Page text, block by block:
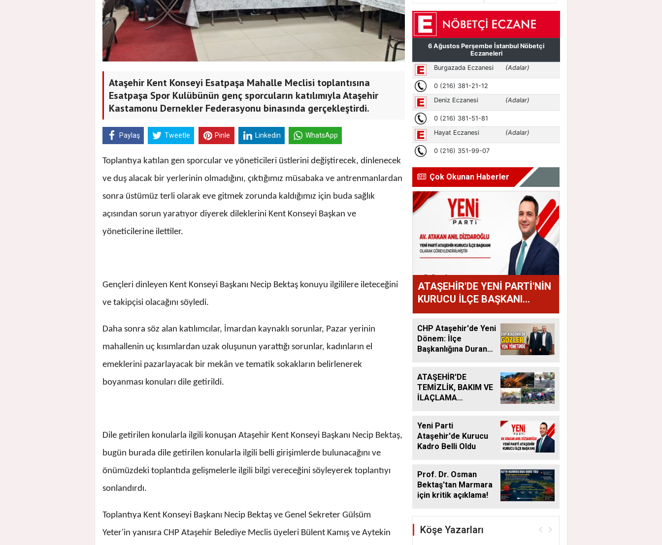
Ataşehir Kent Konseyi Esatpaşa Mahalle Meclisi toplantısına
Esatpaşa Spor Kulübünün genç sporcuların katılımıyla Ataşehir
Kastamonu Dernekler Federasyonu binasında gerçekleştirdi.
Paylaş Tweetle Pinle Linkedin WhatsApp
Toplantıya katılan gen sporcular ve yöneticileri üstlerini değiştirecek, dinlenecek
ve duş alacak bir yerlerinin olmadığını, çıktığımız müsabaka ve antrenmanlardan
sonra üstümüz terli olarak eve gitmek zorunda kaldığımız için buda sağlık
açısından sorun yaratıyor diyerek dileklerini Kent Konseyi Başkan ve
yöneticilerine ilettiler.
Gençleri dinleyen Kent Konseyi Başkanı Necip Bektaş konuyu ilgililere ileteceğini
ve takipçisi olacağını söyledi.
Daha sonra söz alan katılımcılar, İmardan kaynaklı sorunlar, Pazar yerinin
mahallenin uç kısımlardan uzak oluşunun yarattığı sorunlar, kadınların el
emeklerini pazarlayacak bir mekân ve tematik sokakların belirlenerek
boyanması konuları dile getirildi.
Dile getirilen konularla ilgili konuşan Ataşehir Kent Konseyi Başkanı Necip Bektaş,
bugün burada dile getirilen konularla ilgili belli girişimlerde bulunacağını ve
önümüzdeki toplantıda gelişmelerle ilgili bilgi vereceğini söyleyerek toplantıyı
sonlandırdı.
Toplantıya Kent Konseyi Başkanı Necip Bektaş ve Genel Sekreter Gülsüm
Yeter'in yanısıra CHP Ataşehir Belediye Meclis üyeleri Bülent Kamış ve Aytekin
Çok Okunan Haberler
ATAŞEHİR'DE YENİ PARTİ'NİN
KURUCU İLÇE BAŞKANI
ATAKAN ANIL DİZDAROĞLU
OLDU
CHP Ataşehir'de Yeni
Dönem: İlçe
Başkanlığına Duran
ATAŞEHİR'DE
TEMİZLİK, BAKIM VE
İLAÇLAMA
Yeni Parti
Ataşehir'de Kurucu
Kadro Belli Oldu
Prof. Dr. Osman
Bektaş'tan Marmara
için kritik açıklama!
Köşe Yazarları